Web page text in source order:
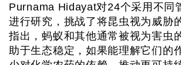
Purnama Hidayat对24个采用不同
进行研究，挑战了将昆虫视为威胁
指出，蚂蚁和其他通常被视为害虫
助于生态稳定，如果能理解它们的